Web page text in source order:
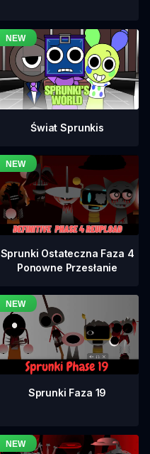
Świat Sprunkis
Sprunki Ostateczna Faza 4
Ponowne Przesłanie
Sprunki Faza 19